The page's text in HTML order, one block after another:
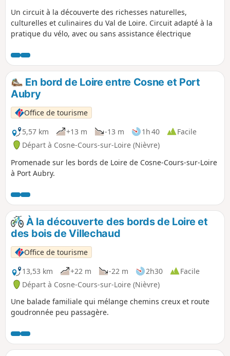
Un circuit à la découverte des richesses naturelles,
culturelles et culinaires du Val de Loire. Circuit adapté à la
pratique du vélo, avec ou sans assistance électrique
En bord de Loire entre Cosne et Port
Aubry
Office de tourisme
5,57 km
+13 m -13 m 1h 40
Facile
Départ à Cosne-Cours-sur-Loire (Nièvre)
Promenade sur les bords de Loire de Cosne-Cours-sur-Loire
à Port Aubry.
À la découverte des bords de Loire et
des bois de Villechaud
Office de tourisme
13,53 km
+22 m -22 m 2h30
Facile
Départ à Cosne-Cours-sur-Loire (Nièvre)
Une balade familiale qui mélange chemins creux et route
goudronnée peu passagère.